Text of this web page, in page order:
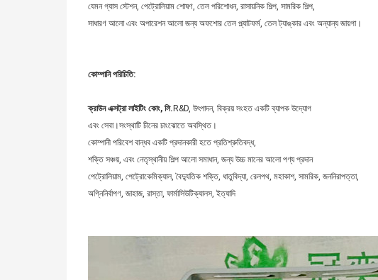
যেমন গ্যাস স্টেশন, পেট্রোলিয়াম শোষণ, তেল পরিশোধন, রাসায়নিক শিল্প, সামরিক শিল্প,
সাধারণ আলো এবং অপারেশন আলো জন্য অফশোর তেল প্ল্যাটফর্ম, তেল ট্যাঙ্কার এবং অন্যান্য জায়গা।
কোম্পানি পরিচিতি:
ক্রাউন এক্সট্রা লাইটিং কোং, লি. R&D, উৎপাদন, বিক্রয় সংহত একটি ব্যাপক উদ্যোগ
এবং সেবা।সংস্থাটি চীনের চাংঝোতে অবস্থিত।
কোম্পানী পরিবেশ বান্ধব একটি প্রদানকারী হতে প্রতিশ্রুতিবদ্ধ,
শক্তি সঞ্চয়, এবং নেতৃস্থানীয় শিল্প আলো সমাধান, জন্য উচ্চ মানের আলো পণ্য প্রদান
পেট্রোলিয়াম, পেট্রোকেমিক্যাল, বৈদ্যুতিক শক্তি, ধাতুবিদ্যা, রেলপথ, মহাকাশ, সামরিক, জননিরাপত্তা,
অগ্নিনির্বাপণ, জাহাজ, রাস্তা, ফার্মাসিউটিক্যালস, ইত্যাদি